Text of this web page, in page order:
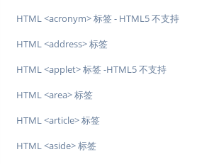
HTML <acronym> 标签 - HTML5 不支持
HTML <address> 标签
HTML <applet> 标签 -HTML5 不支持
HTML <area> 标签
HTML <article> 标签
HTML <aside> 标签